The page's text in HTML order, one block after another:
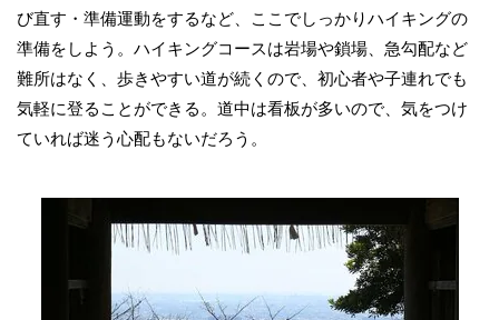
び直す・準備運動をするなど、ここでしっかりハイキングの
準備をしよう。ハイキングコースは岩場や鎖場、急勾配など
難所はなく、歩きやすい道が続くので、初心者や子連れでも
気軽に登ることができる。道中は看板が多いので、気をつけ
ていれば迷う心配もないだろう。